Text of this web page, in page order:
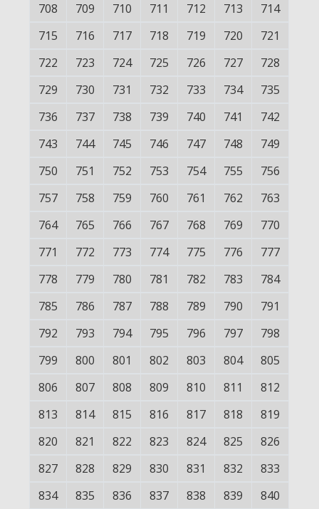
708
709 710 711 712 713
714
715
716 717 718 719 720
721
722
723 724 725 726 727
728
729
730 731 732 733 734
735
736
737 738 739 740 741
742
743
744 745 746 747 748
749
750
751 752 753 754 755
756
757
758 759 760 761 762
763
764
765 766 767 768 769
770
771
772 773 774 775 776
777
778
779 780 781 782 783
784
785
786 787 788 789 790
791
792
793 794 795 796 797
798
799
800 801 802 803 804
805
806
807 808 809 810 811
812
813
814 815 816 817 818
819
820
821 822 823 824 825
826
827
828 829 830 831 832
833
834
835 836 837 838 839 840